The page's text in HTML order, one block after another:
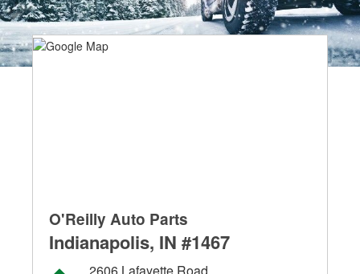
O'Reilly Auto Parts
Indianapolis, IN #1467